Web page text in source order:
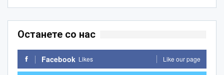
Останете со нас
Facebook Likes Like our page